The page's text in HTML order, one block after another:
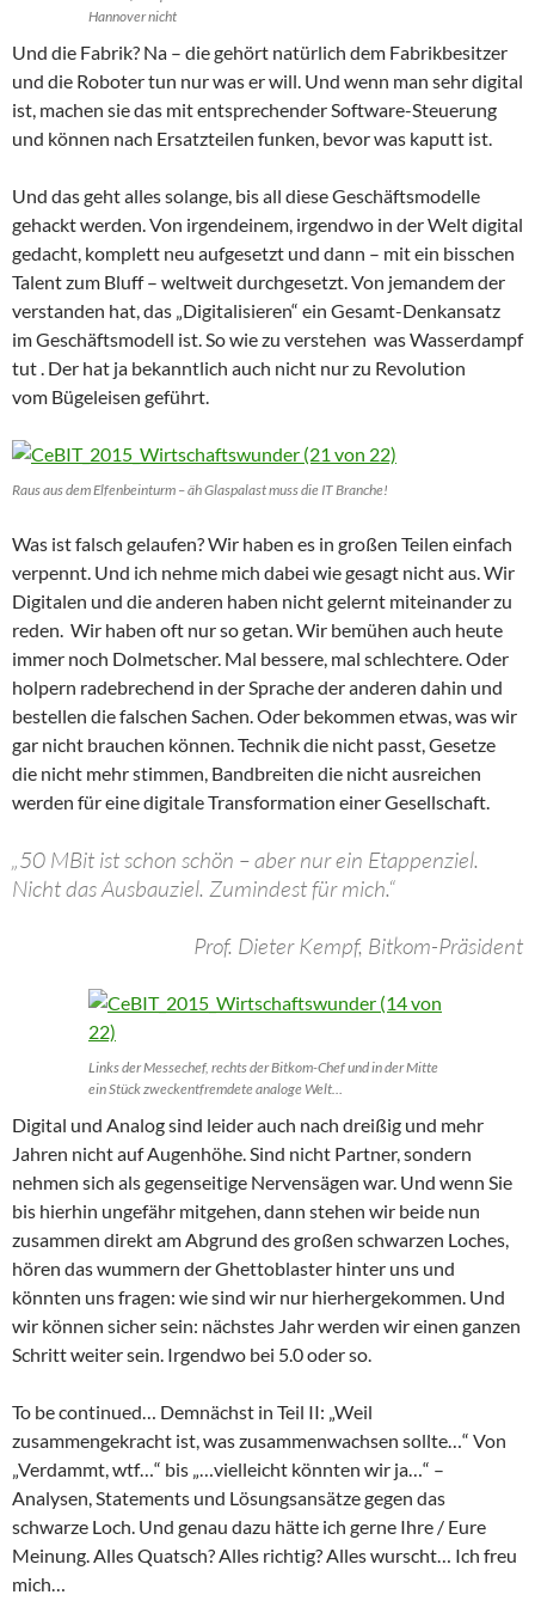
Hannover nicht
Und die Fabrik? Na – die gehört natürlich dem Fabrikbesitzer
und die Roboter tun nur was er will. Und wenn man sehr digital
ist, machen sie das mit entsprechender Software-Steuerung
und können nach Ersatzteilen funken, bevor was kaputt ist.
Und das geht alles solange, bis all diese Geschäftsmodelle
gehackt werden. Von irgendeinem, irgendwo in der Welt digital
gedacht, komplett neu aufgesetzt und dann – mit ein bisschen
Talent zum Bluff – weltweit durchgesetzt. Von jemandem der
verstanden hat, das „Digitalisieren“ ein Gesamt-Denkansatz
im Geschäftsmodell ist. So wie zu verstehen was Wasserdampf
tut . Der hat ja bekanntlich auch nicht nur zu Revolution
vom Bügeleisen geführt.
Raus aus dem Elfenbeinturm – äh Glaspalast muss die IT Branche!
Was ist falsch gelaufen? Wir haben es in großen Teilen einfach
verpennt. Und ich nehme mich dabei wie gesagt nicht aus. Wir
Digitalen und die anderen haben nicht gelernt miteinander zu
reden. Wir haben oft nur so getan. Wir bemühen auch heute
immer noch Dolmetscher. Mal bessere, mal schlechtere. Oder
holpern radebrechend in der Sprache der anderen dahin und
bestellen die falschen Sachen. Oder bekommen etwas, was wir
gar nicht brauchen können. Technik die nicht passt, Gesetze
die nicht mehr stimmen, Bandbreiten die nicht ausreichen
werden für eine digitale Transformation einer Gesellschaft.
„50 MBit ist schon schön – aber nur ein Etappenziel.
Nicht das Ausbauziel. Zumindest für mich.“
Prof. Dieter Kempf, Bitkom-Präsident
Links der Messechef, rechts der Bitkom-Chef und in der Mitte
ein Stück zweckentfremdete analoge Welt…
Digital und Analog sind leider auch nach dreißig und mehr
Jahren nicht auf Augenhöhe. Sind nicht Partner, sondern
nehmen sich als gegenseitige Nervensägen war. Und wenn Sie
bis hierhin ungefähr mitgehen, dann stehen wir beide nun
zusammen direkt am Abgrund des großen schwarzen Loches,
hören das wummern der Ghettoblaster hinter uns und
könnten uns fragen: wie sind wir nur hierhergekommen. Und
wir können sicher sein: nächstes Jahr werden wir einen ganzen
Schritt weiter sein. Irgendwo bei 5.0 oder so.
To be continued… Demnächst in Teil II: „Weil
zusammengekracht ist, was zusammenwachsen sollte…“ Von
„Verdammt, wtf…“ bis „…vielleicht könnten wir ja…“ –
Analysen, Statements und Lösungsansätze gegen das
schwarze Loch. Und genau dazu hätte ich gerne Ihre / Eure
Meinung. Alles Quatsch? Alles richtig? Alles wurscht… Ich freu
mich…